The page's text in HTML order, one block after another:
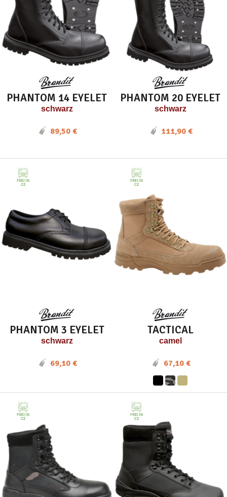
PHANTOM 14 EYELET
schwarz
89,50 €
PHANTOM 20 EYELET
schwarz
111,90 €
PHANTOM 3 EYELET
schwarz
69,10 €
TACTICAL
camel
67,10 €